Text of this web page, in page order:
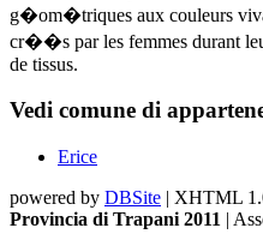
g�om�triques aux couleurs
cr��s par les femmes durant
de tissus.
Vedi comune di
Erice
powered by DBSite | XHTML
Provincia di Trapani 2011 |